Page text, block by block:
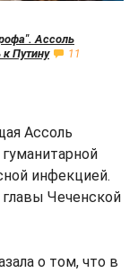
Ассоль
Путину
11
Ассоль
инфекцией.
Чеченской
о том, что в